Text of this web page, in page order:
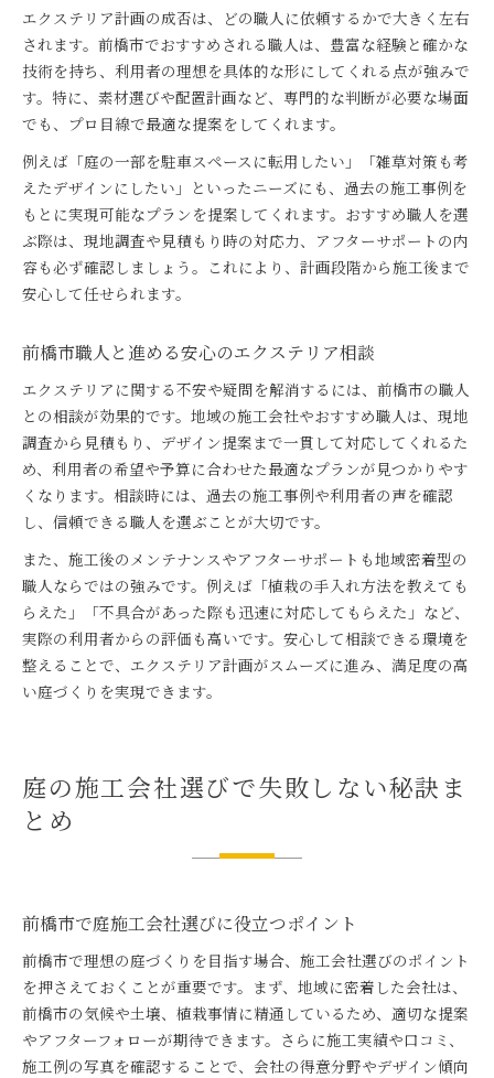
エクステリア計画の成否は、どの職人に依頼するかで大きく左右
されます。前橋市でおすすめされる職人は、豊富な経験と確かな
技術を持ち、利用者の理想を具体的な形にしてくれる点が強みで
す。特に、素材選びや配置計画など、専門的な判断が必要な場面
でも、プロ目線で最適な提案をしてくれます。
例えば「庭の一部を駐車スペースに転用したい」「雑草対策も考
えたデザインにしたい」といったニーズにも、過去の施工事例を
もとに実現可能なプランを提案してくれます。おすすめ職人を選
ぶ際は、現地調査や見積もり時の対応力、アフターサポートの内
容も必ず確認しましょう。これにより、計画段階から施工後まで
安心して任せられます。
前橋市職人と進める安心のエクステリア相談
エクステリアに関する不安や疑問を解消するには、前橋市の職人
との相談が効果的です。地域の施工会社やおすすめ職人は、現地
調査から見積もり、デザイン提案まで一貫して対応してくれるた
め、利用者の希望や予算に合わせた最適なプランが見つかりやす
くなります。相談時には、過去の施工事例や利用者の声を確認
し、信頼できる職人を選ぶことが大切です。
また、施工後のメンテナンスやアフターサポートも地域密着型の
職人ならではの強みです。例えば「植栽の手入れ方法を教えても
らえた」「不具合があった際も迅速に対応してもらえた」など、
実際の利用者からの評価も高いです。安心して相談できる環境を
整えることで、エクステリア計画がスムーズに進み、満足度の高
い庭づくりを実現できます。
庭の施工会社選びで失敗しない秘訣ま
とめ
前橋市で庭施工会社選びに役立つポイント
前橋市で理想の庭づくりを目指す場合、施工会社選びのポイント
を押さえておくことが重要です。まず、地域に密着した会社は、
前橋市の気候や土壌、植栽事情に精通しているため、適切な提案
やアフターフォローが期待できます。さらに施工実績や口コミ、
施工例の写真を確認することで、会社の得意分野やデザイン傾向